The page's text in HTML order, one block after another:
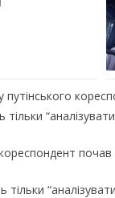
“аналізувати